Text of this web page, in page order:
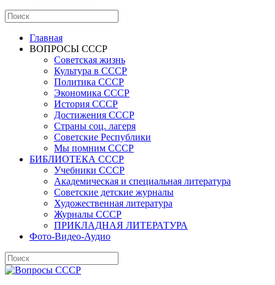
Главная
ВОПРОСЫ СССР
Советская жизнь
Культура в СССР
Политика СССР
Экономика СССР
История СССР
Достижения СССР
Страны соц. лагеря
Советские Республики
Мы помним СССР
БИБЛИОТЕКА СССР
Учебники СССР
Академическая и специальная литература
Советские детские журналы
Художественная литература
Журналы СССР
ПРИКЛАДНАЯ ЛИТЕРАТУРА
Фото-Видео-Аудио